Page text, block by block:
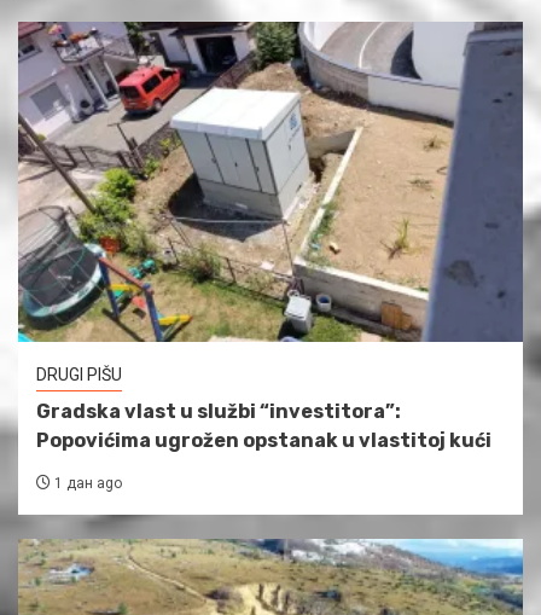
DRUGI PIŠU
Gradska vlast u službi “investitora”:
Popovićima ugrožen opstanak u vlastitoj kući
1 дан ago